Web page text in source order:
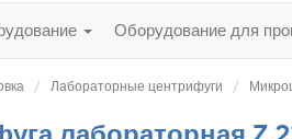
Оборудование для
Лабораторные центрифуги